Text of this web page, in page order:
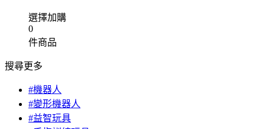
選擇加購
0
件商品
搜尋更多
#機器人
#變形機器人
#益智玩具